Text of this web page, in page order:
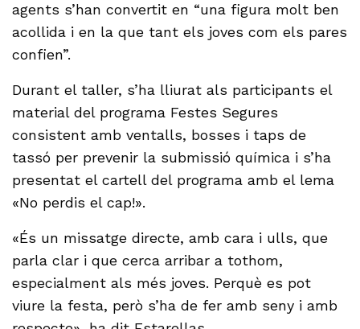
agents s’han convertit en “una figura molt ben
acollida i en la que tant els joves com els pares
confien”.
Durant el taller, s’ha lliurat als participants el
material del programa Festes Segures
consistent amb ventalls, bosses i taps de
tassó per prevenir la submissió química i s’ha
presentat el cartell del programa amb el lema
«No perdis el cap!».
«És un missatge directe, amb cara i ulls, que
parla clar i que cerca arribar a tothom,
especialment als més joves. Perquè es pot
viure la festa, però s’ha de fer amb seny i amb